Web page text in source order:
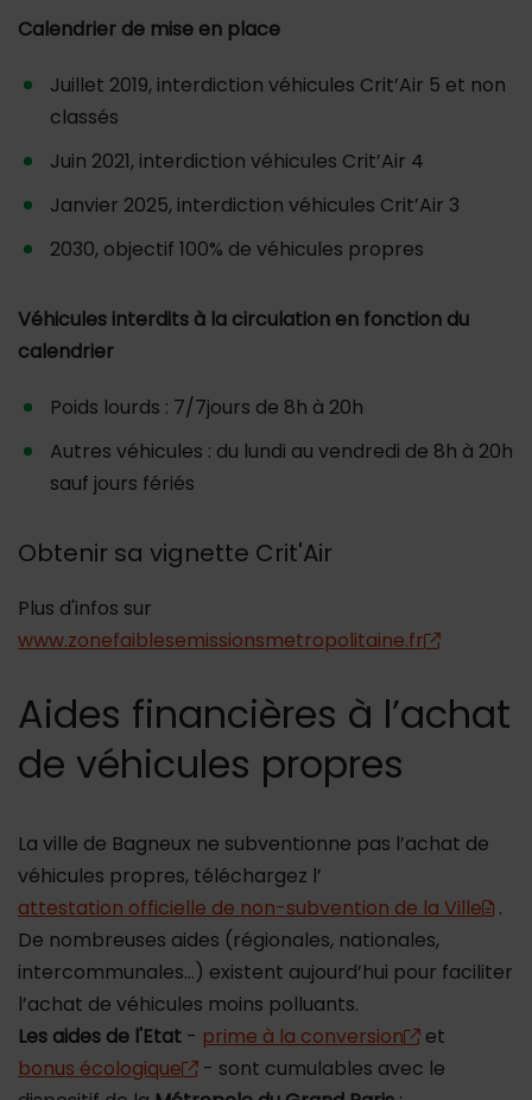
Calendrier de mise en place
Juillet 2019, interdiction véhicules Crit’Air 5 et non
classés
Juin 2021, interdiction véhicules Crit’Air 4
Janvier 2025, interdiction véhicules Crit’Air 3
2030, objectif 100% de véhicules propres
Véhicules interdits à la circulation en fonction du
calendrier
Poids lourds : 7/7jours de 8h à 20h
Autres véhicules : du lundi au vendredi de 8h à 20h
sauf jours fériés
Obtenir sa vignette Crit'Air
Plus d'infos sur
www.zonefaiblesemissionsmetropolitaine.fr
Aides financières à l’achat
de véhicules propres
La ville de Bagneux ne subventionne pas l’achat de
véhicules propres, téléchargez l’
attestation officielle de non-subvention de la Ville
.
De nombreuses aides (régionales, nationales,
intercommunales…) existent aujourd’hui pour faciliter
l’achat de véhicules moins polluants.
Les aides de l'Etat - prime à la conversion
et
bonus écologique
- sont cumulables avec le